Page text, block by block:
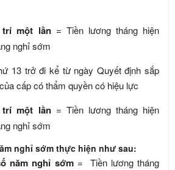
một lần= Tiền lương tháng hiện
nghỉ sớm
13 trở đi kể từ ngày Quyết định sắp
cấp có thẩm quyền có hiệu lực
một lần= Tiền lương tháng hiện
nghỉ sớm
nghỉ sớm thực hiện như sau:
năm nghỉ sớm= Tiền lương tháng